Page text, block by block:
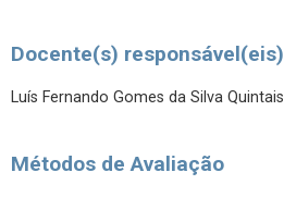
Docente(s) responsável(eis)
Luís Fernando Gomes da Silva Quintais
Métodos de Avaliação